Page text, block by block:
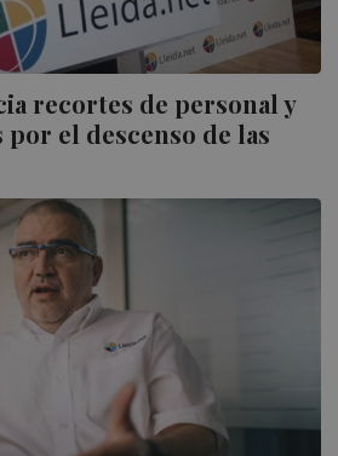
recortes de personal y
el descenso de las